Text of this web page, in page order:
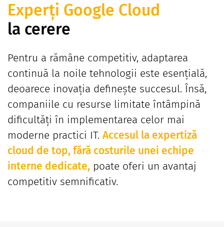
Experți Google Cloud
la cerere
Pentru a rămâne competitiv, adaptarea
continuă la noile tehnologii este esențială,
deoarece inovația definește succesul. Însă,
companiile cu resurse limitate întâmpină
dificultăți în implementarea celor mai
moderne practici IT. Accesul la expertiză
cloud de top, fără costurile unei echipe
interne dedicate, poate oferi un avantaj
competitiv semnificativ.